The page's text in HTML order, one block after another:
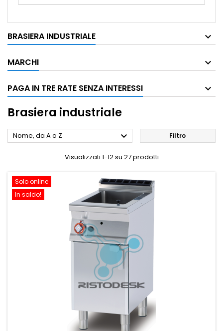
BRASIERA INDUSTRIALE
MARCHI
PAGA IN TRE RATE SENZA INTERESSI
Brasiera industriale
Nome, da A a Z  Filtro
Visualizzati 1-12 su 27 prodotti
Solo online
In saldo!